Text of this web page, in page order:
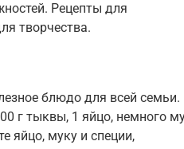
Рецепты для
творчества.
блюдо для всей семьи.
г тыквы, 1 яйцо, немного
яйцо, муку и специи,